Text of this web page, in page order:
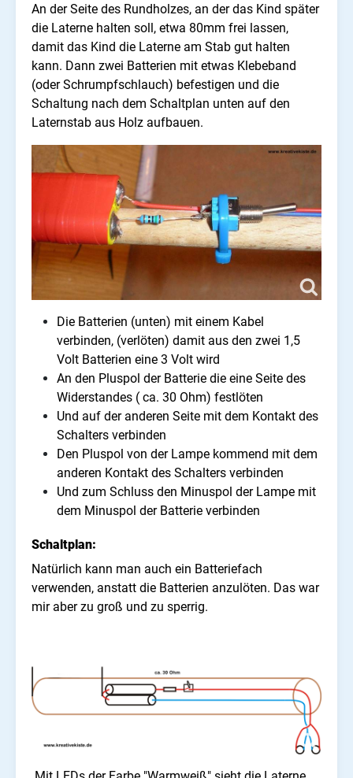
An der Seite des Rundholzes, an der das Kind später
die Laterne halten soll, etwa 80mm frei lassen,
damit das Kind die Laterne am Stab gut halten
kann. Dann zwei Batterien mit etwas Klebeband
(oder Schrumpfschlauch) befestigen und die
Schaltung nach dem Schaltplan unten auf den
Laternstab aus Holz aufbauen.
Die Batterien (unten) mit einem Kabel
verbinden, (verlöten) damit aus den zwei 1,5
Volt Batterien eine 3 Volt wird
An den Pluspol der Batterie die eine Seite des
Widerstandes ( ca. 30 Ohm) festlöten
Und auf der anderen Seite mit dem Kontakt des
Schalters verbinden
Den Pluspol von der Lampe kommend mit dem
anderen Kontakt des Schalters verbinden
Und zum Schluss den Minuspol der Lampe mit
dem Minuspol der Batterie verbinden
Schaltplan:
Natürlich kann man auch ein Batteriefach
verwenden, anstatt die Batterien anzulöten. Das war
mir aber zu groß und zu sperrig.